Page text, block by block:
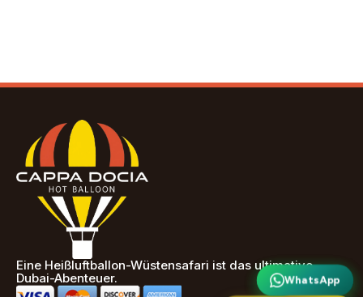
Eine Heißluftballon-Wüstensafari ist das ultimative
Dubai-Abenteuer.
WhatsApp
WhatsApp